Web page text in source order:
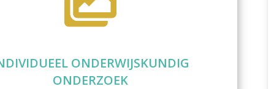
ONDERWIJSKUNDIG
ONDERZOEK